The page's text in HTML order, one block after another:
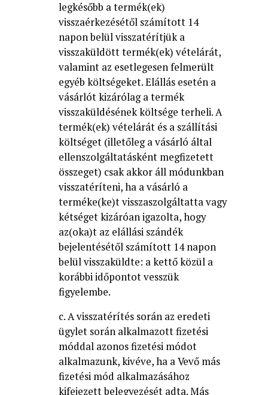
legkésőbb a termék(ek)
visszaérkezésétől számított 14
napon belül visszatérítjük a
visszaküldött termék(ek) vételárát,
valamint az esetlegesen felmerült
egyéb költségeket. Elállás esetén a
vásárlót kizárólag a termék
visszaküldésének költsége terheli. A
termék(ek) vételárát és a szállítási
költséget (illetőleg a vásárló által
ellenszolgáltatásként megfizetett
összeget) csak akkor áll módunkban
visszatéríteni, ha a vásárló a
terméke(ke)t visszaszolgáltatta vagy
kétséget kizáróan igazolta, hogy
az(oka)t az elállási szándék
bejelentésétől számított 14 napon
belül visszaküldte: a kettő közül a
korábbi időpontot vesszük
figyelembe.
c. A visszatérítés során az eredeti
ügylet során alkalmazott fizetési
móddal azonos fizetési módot
alkalmazunk, kivéve, ha a Vevő más
fizetési mód alkalmazásához
kifejezett belegyezését adta. Más